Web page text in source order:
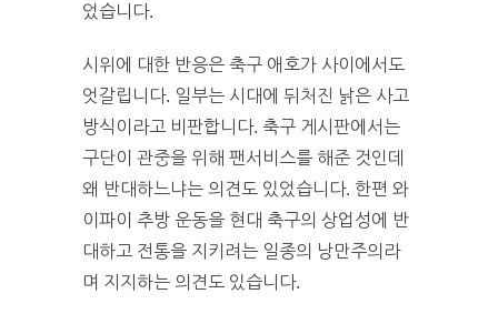
었습니다.
시위에 대한 반응은 축구 애호가 사이에서도
엇갈립니다. 일부는 시대에 뒤처진 낡은 사고
방식이라고 비판합니다. 축구 게시판에서는
구단이 관중을 위해 팬서비스를 해준 것인데
왜 반대하느냐는 의견도 있었습니다. 한편 와
이파이 추방 운동을 현대 축구의 상업성에 반
대하고 전통을 지키려는 일종의 낭만주의라
며 지지하는 의견도 있습니다.